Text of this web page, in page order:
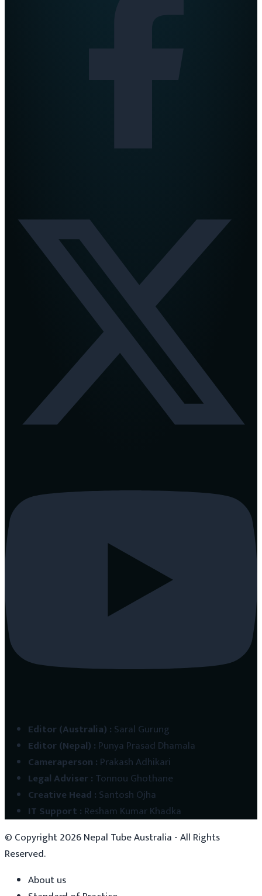
Editor (Australia) : Saral Gurung
Editor (Nepal) : Punya Prasad Dhamala
Cameraperson : Prakash Adhikari
Legal Adviser: Tonnou Ghothane
Creative Head : Santosh Ojha
IT Support : Resham Kumar Khadka
© Copyright2026Nepal Tube Australia - All Rights
Reserved.
About us